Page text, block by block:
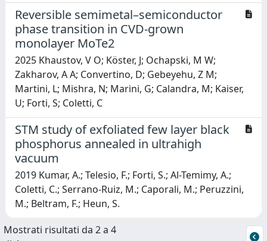
Reversible semimetal–semiconductor
phase transition in CVD-grown
monolayer MoTe2
2025 Khaustov, V O; Köster, J; Ochapski, M W;
Zakharov, A A; Convertino, D; Gebeyehu, Z M;
Martini, L; Mishra, N; Marini, G; Calandra, M; Kaiser,
U; Forti, S; Coletti, C
STM study of exfoliated few layer black
phosphorus annealed in ultrahigh
vacuum
2019 Kumar, A.; Telesio, F.; Forti, S.; Al-Temimy, A.;
Coletti, C.; Serrano-Ruiz, M.; Caporali, M.; Peruzzini,
M.; Beltram, F.; Heun, S.
Mostrati risultati da 2 a 4